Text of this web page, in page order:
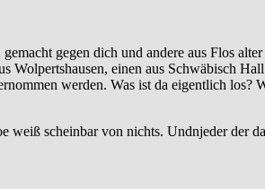
gegen dich und andere aus Flos
einen aus Schwäbisch
werden. Was ist da eigentlich los?
scheinbar von nichts. Undnjeder der